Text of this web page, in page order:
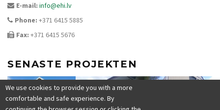
E-mail: info@ehi.lv
Phone: +371 6415 5885
Fax: +371 6415 5676
SENASTE PROJEKTEN
We use cookies to provide you with a more
comfortable and safe experience. By